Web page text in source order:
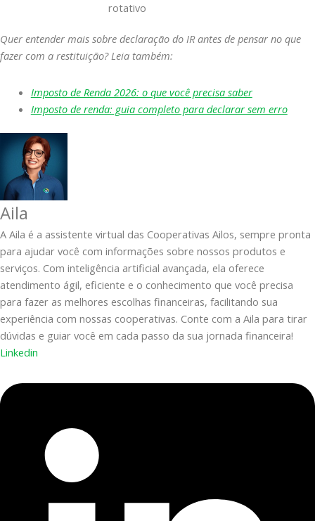
rotativo
Quer entender mais sobre declaração do IR antes de pensar no que
fazer com a restituição? Leia também:
Imposto de Renda 2026: o que você precisa saber
Imposto de renda: guia completo para declarar sem erro
Aila
A Aila é a assistente virtual das Cooperativas Ailos, sempre pronta
para ajudar você com informações sobre nossos produtos e
serviços. Com inteligência artificial avançada, ela oferece
atendimento ágil, eficiente e o conhecimento que você precisa
para fazer as melhores escolhas financeiras, facilitando sua
experiência com nossas cooperativas. Conte com a Aila para tirar
dúvidas e guiar você em cada passo da sua jornada financeira!
Linkedin